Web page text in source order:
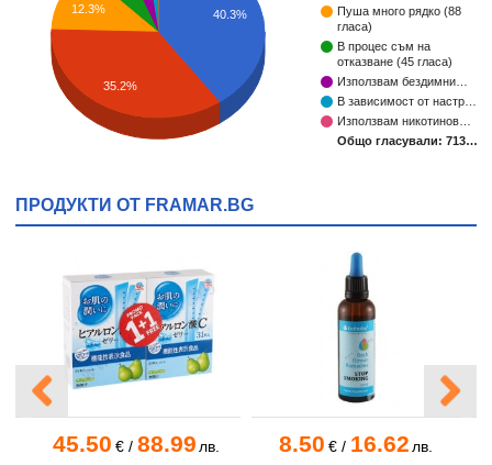
Пуша много рядко (88
гласа)
В процес съм на
отказване (45 гласа)
Използвам бездимни…
В зависимост от настр…
Използвам никотинов…
Общо гласували: 713…
40.3%
12.3%
35.2%
ПРОДУКТИ ОТ FRAMAR.BG
45.50 €/ 88.99 лв. 8.50 €/ 16.62 лв.